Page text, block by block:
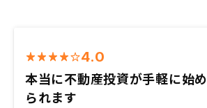
4.0
本当に不動産投資が手軽に始め
られます